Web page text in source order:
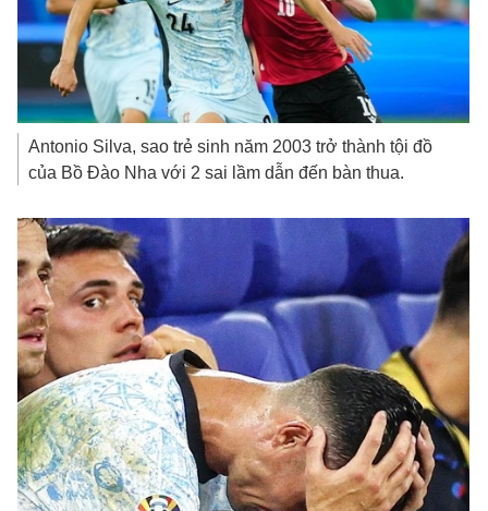
Antonio Silva, sao trẻ sinh năm 2003 trở thành tội đồ
của Bồ Đào Nha với 2 sai lầm dẫn đến bàn thua.